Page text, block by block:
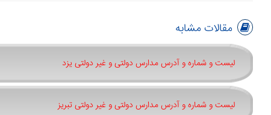
مقالات مشابه
لیست و شماره و آدرس مدارس دولتی و غیر دولتی یزد
لیست و شماره و آدرس مدارس دولتی و غیر دولتی تبریز